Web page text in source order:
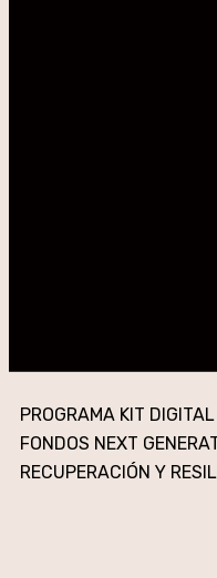
PROGRAMA KIT
FONDOS NEXT
RECUPERACIÓN Y